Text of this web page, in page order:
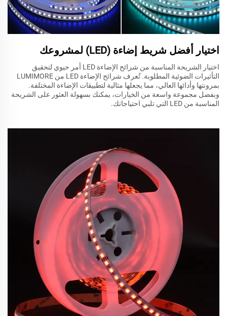
اختيار أفضل شريط إضاءة (LED) لمشروعك
اختيار الشريحة المناسبة من شرائح الإضاءة LED أمر حيوي لتحقيق
التأثيرات الضوئية المطلوبة. تُعرف شرائح الإضاءة LED من LUMIMORE
بمرونتها وأدائها العالي، مما يجعلها مثالية لتطبيقات الإضاءة المختلفة.
وبفضل مجموعة واسعة من الخيارات، يمكنك بسهولة العثور على الشريحة
المناسبة من LED التي تلبي احتياجاتك.